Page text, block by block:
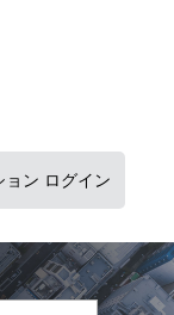
ョン ログイン